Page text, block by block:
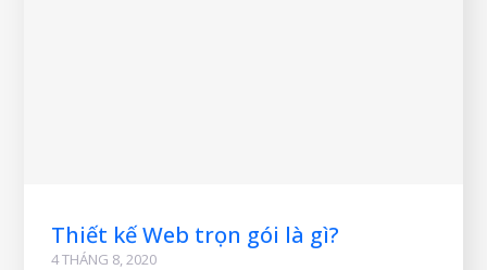
Thiết kế Web trọn gói là gì?
4 THÁNG 8, 2020